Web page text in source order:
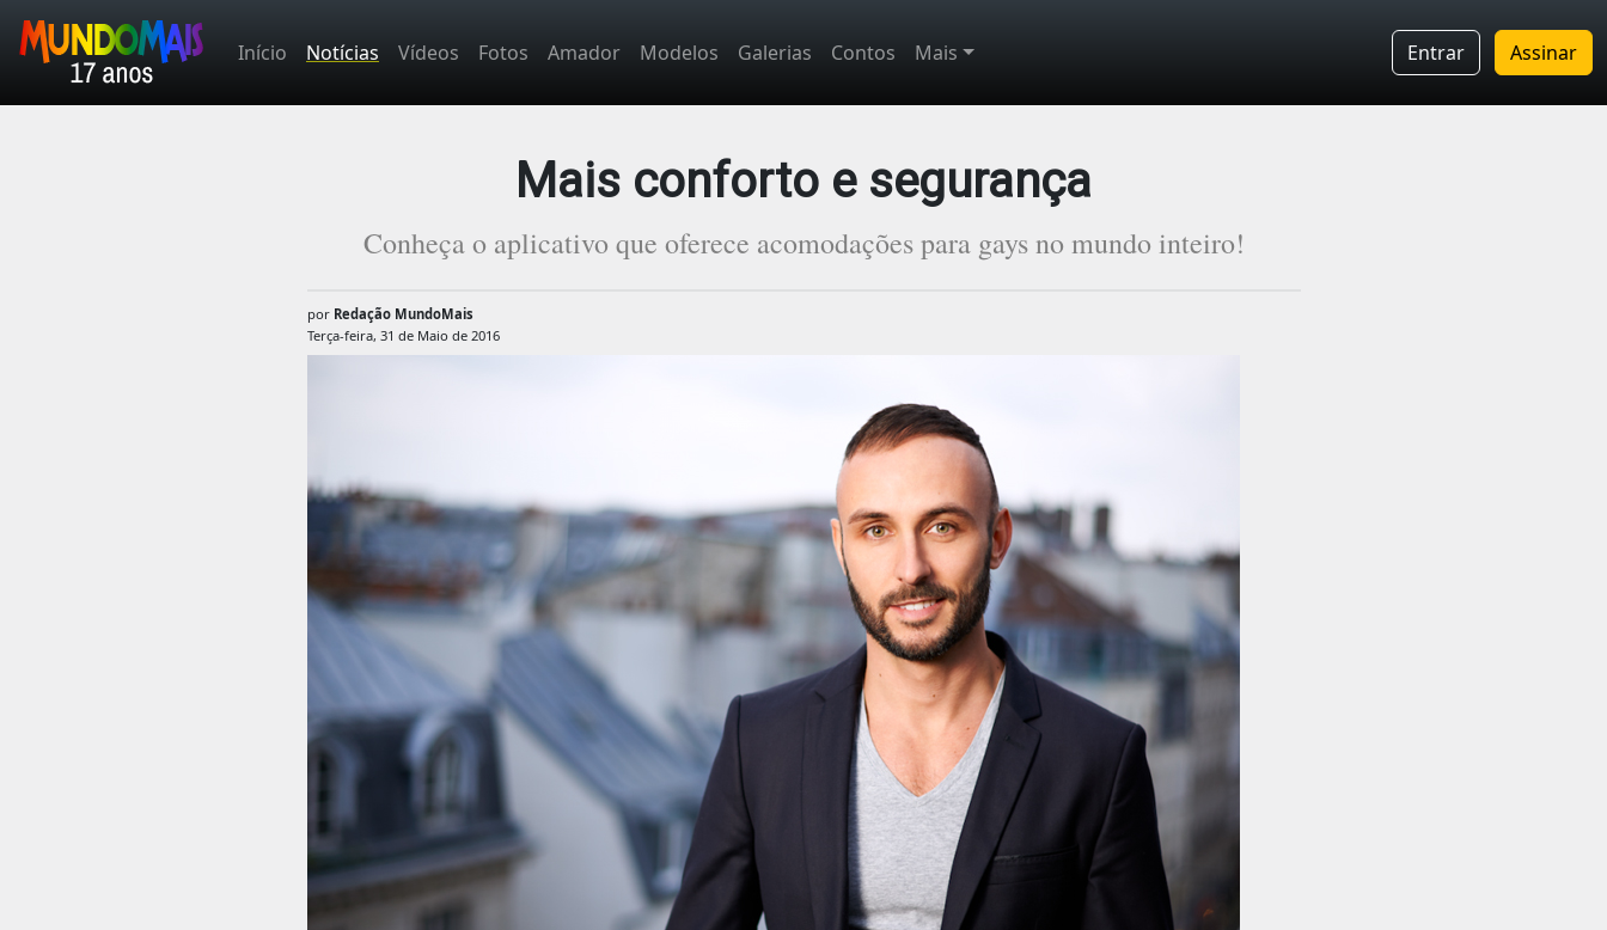
Início Notícias Vídeos Fotos Amador Modelos Galerias Contos Mais Entrar Assinar
Mais conforto e segurança
Conheça o aplicativo que oferece acomodações para gays no mundo inteiro!
por Redação MundoMais
Terça-feira, 31 de Maio de 2016